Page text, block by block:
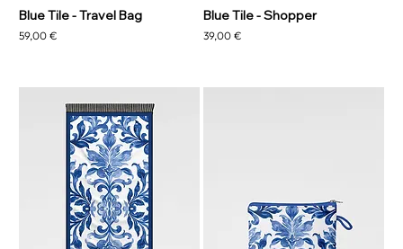
Blue Tile - Travel Bag
Prezzo
59,00 €
Blue Tile - Shopper
Prezzo
39,00 €